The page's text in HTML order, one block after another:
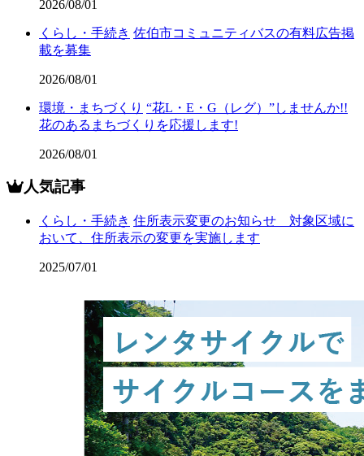
2026/08/01
くらし・手続き 佐伯市コミュニティバスの有料広告掲
載を募集
2026/08/01
環境・まちづくり “花L・E・G（レグ）”しませんか!!
花のあるまちづくりを応援します!
2026/08/01
人気記事
くらし・手続き 住所表示変更のお知らせ 対象区域に
おいて、住所表示の変更を実施します
2025/07/01